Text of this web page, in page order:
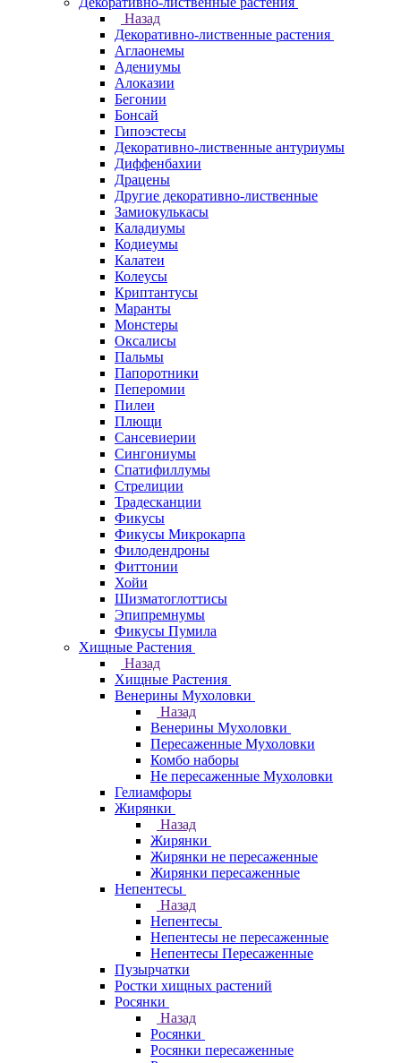
Назад
Декоративно-лиственные растения
Аглаонемы
Адениумы
Алоказии
Бегонии
Бонсай
Гипоэстесы
Декоративно-лиственные антуриумы
Диффенбахии
Драцены
Другие декоративно-лиственные
Замиокулькасы
Каладиумы
Кодиеумы
Калатеи
Колеусы
Криптантусы
Маранты
Монстеры
Оксалисы
Пальмы
Папоротники
Пеперомии
Пилеи
Плющи
Сансевиерии
Сингониумы
Спатифиллумы
Стрелиции
Традесканции
Фикусы
Фикусы Микрокарпа
Филодендроны
Фиттонии
Хойи
Шизматоглоттисы
Эпипремнумы
Фикусы Пумила
Хищные Растения
Назад
Хищные Растения
Венерины Мухоловки
Назад
Венерины Мухоловки
Пересаженные Мухоловки
Комбо наборы
Не пересаженные Мухоловки
Гелиамфоры
Жирянки
Назад
Жирянки
Жирянки не пересаженные
Жирянки пересаженные
Непентесы
Назад
Непентесы
Непентесы не пересаженные
Непентесы Пересаженные
Пузырчатки
Ростки хищных растений
Росянки
Назад
Росянки
Росянки пересаженные